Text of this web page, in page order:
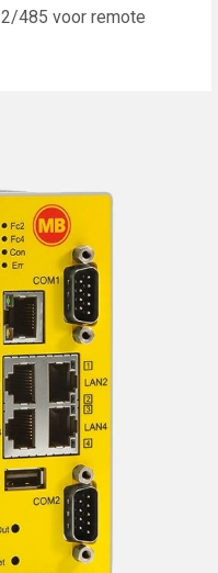
485 voor remote